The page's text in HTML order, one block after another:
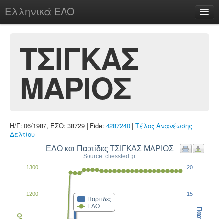
Ελληνικά ΕΛΟ
chesstu.be @ discord
Login
ΤΣΙΓΚΑΣ
ΜΑΡΙΟΣ
Η/Γ: 06/1987, ΕΣΟ: 38729 | Fide: 4287240 | Τέλος Ανανέωσης
Δελτίου
ΕΛΟ και Παρτίδες ΤΣΙΓΚΑΣ ΜΑΡΙΟΣ
Source: chessfed.gr
Παρτίδες
ΕΛΟ
1200
1300
15
20